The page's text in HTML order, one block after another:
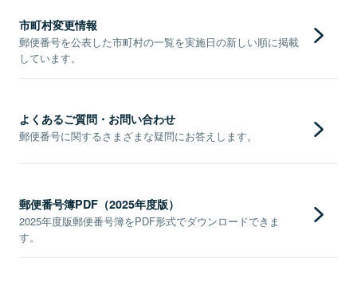
市町村変更情報
郵便番号を公表した市町村の一覧を実施日の新しい順に掲載
しています。
よくあるご質問・お問い合わせ
郵便番号に関するさまざまな疑問にお答えします。
郵便番号簿PDF（2025年度版）
2025年度版郵便番号簿をPDF形式でダウンロードできま
す。